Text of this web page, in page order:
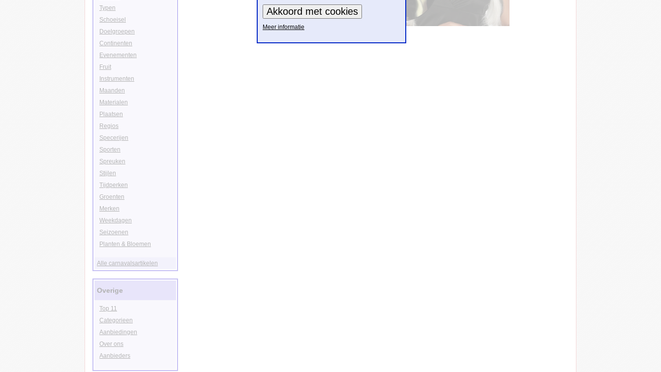
Typen
Schoeisel
Doelgroepen
Continenten
Evenementen
Fruit
Instrumenten
Maanden
Materialen
Plaatsen
Regios
Specerijen
Sporten
Spreuken
Stijlen
Tijdperken
Groenten
Merken
Weekdagen
Seizoenen
Planten & Bloemen
Alle carnavalsartikelen
Overige
Top 11
Categorieen
Aanbiedingen
Over ons
Aanbieders
Meer informatie